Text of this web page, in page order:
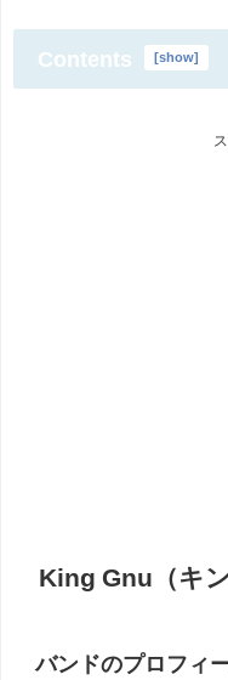
Contents [show]
King Gnu（キ
バンドのプロフィ